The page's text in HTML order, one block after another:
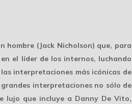
(Jack Nicholson) que, para
el líder de los internos, luchando
interpretaciones más icónicas de
interpretaciones no sólo de
lujo que incluye a Danny De Vito,